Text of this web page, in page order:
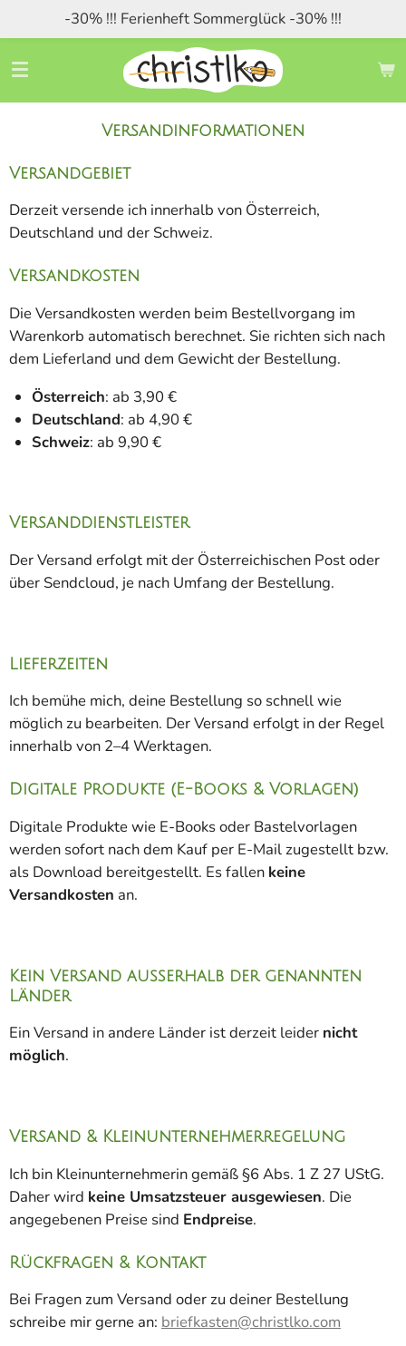
Hauptinhalt
springen
-30% !!! Ferienheft Sommerglück -30% !!!
Versandinformationen
Versandgebiet
Derzeit versende ich innerhalb von Österreich,
Deutschland und der Schweiz.
Versandkosten
Die Versandkosten werden beim Bestellvorgang im
Warenkorb automatisch berechnet. Sie richten sich nach
dem Lieferland und dem Gewicht der Bestellung.
Österreich: ab 3,90 €
Deutschland: ab 4,90 €
Schweiz: ab 9,90 €
Versanddienstleister
Der Versand erfolgt mit der Österreichischen Post oder
über Sendcloud, je nach Umfang der Bestellung.
Lieferzeiten
Ich bemühe mich, deine Bestellung so schnell wie
möglich zu bearbeiten. Der Versand erfolgt in der Regel
innerhalb von 2–4 Werktagen.
Digitale Produkte (E-Books & Vorlagen)
Digitale Produkte wie E-Books oder Bastelvorlagen
werden sofort nach dem Kauf per E-Mail zugestellt bzw.
als Download bereitgestellt. Es fallen keine
Versandkosten an.
Kein Versand außerhalb der genannten
Länder
Ein Versand in andere Länder ist derzeit leider nicht
möglich.
Versand & Kleinunternehmerregelung
Ich bin Kleinunternehmerin gemäß §6 Abs. 1 Z 27 UStG.
Daher wird keine Umsatzsteuer ausgewiesen. Die
angegebenen Preise sind Endpreise.
Rückfragen & Kontakt
Bei Fragen zum Versand oder zu deiner Bestellung
schreibe mir gerne an: briefkasten@christlko.com